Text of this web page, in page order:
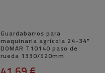
Guardabarros para
maquinaria agrícola 24-34"
DOMAR T10140 paso de
rueda 1330/520mm